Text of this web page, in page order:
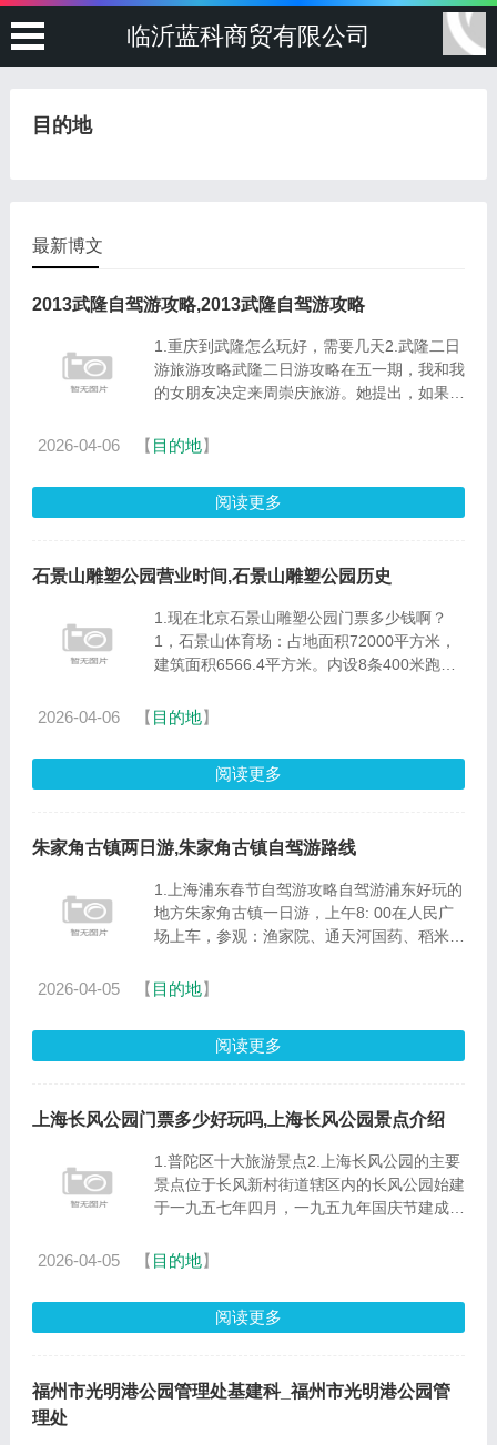
临沂蓝科商贸有限公司
目的地
最新博文
2013武隆自驾游攻略,2013武隆自驾游攻略
1.重庆到武隆怎么玩好，需要几天2.武隆二日
游旅游攻略武隆二日游攻略在五一期，我和我
的女朋友决定来周崇庆旅游。她提出，如果她
游，检查策略，自己制定。碰巧她得到了很多
2026-04-06 【 目的地】
阅读更多
石景山雕塑公园营业时间,石景山雕塑公园历史
1.现在北京石景山雕塑公园门票多少钱啊？
1，石景山体育场：占地面积72000平方米，
建筑面积6566.4平方米。内设8条400米跑道
草坪足球场。场馆地址： 北京市石景山区八
2026-04-06 【 目的地】
阅读更多
朱家角古镇两日游,朱家角古镇自驾游路线
1.上海浦东春节自驾游攻略自驾游浦东好玩的
地方朱家角古镇一日游，上午8: 00在人民广
场上车，参观：渔家院、通天河国药、稻米故
旧址、王昌纪念馆、元金殿、上海古文化展览
2026-04-05 【 目的地】
阅读更多
上海长风公园门票多少好玩吗,上海长风公园景点介绍
1.普陀区十大旅游景点2.上海长风公园的主要
景点位于长风新村街道辖区内的长风公园始建
于一九五七年四月，一九五九年国庆节建成开
方米，是上海市大型的综合性山水公园。 公
2026-04-05 【 目的地】
阅读更多
福州市光明港公园管理处基建科_福州市光明港公园管
理处